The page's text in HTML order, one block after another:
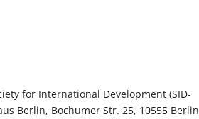
for International Development (SID-
Berlin, Bochumer Str. 25, 10555